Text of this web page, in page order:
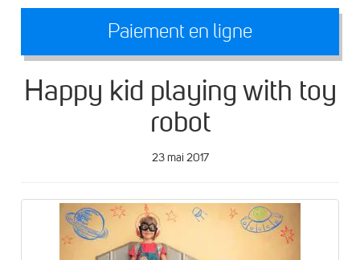
Paiement en ligne
Happy kid playing with toy
robot
23 mai 2017